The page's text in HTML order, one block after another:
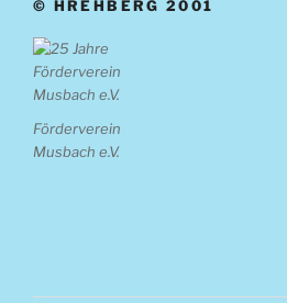
© HREHBERG 2001
Förderverein
Musbach e.V.